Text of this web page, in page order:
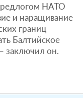
НАТО
и наращивание
границ
Балтийское
заключил он.